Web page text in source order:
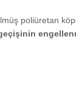
poliüretan